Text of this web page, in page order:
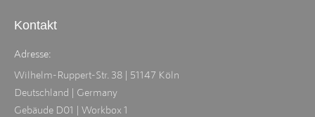
Kontakt
Adresse:
Wilhelm-Ruppert-Str. 38 | 51147 Köln
Deutschland | Germany
Gebäude D01 | Workbox 1